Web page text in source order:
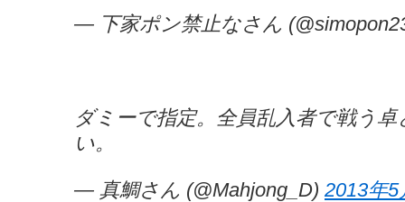
— 下家ポン禁止なさん
ダミーで指定。全員乱入者で戦う
い。
— 真鯛さん (@Mahjong_D) 2013年5